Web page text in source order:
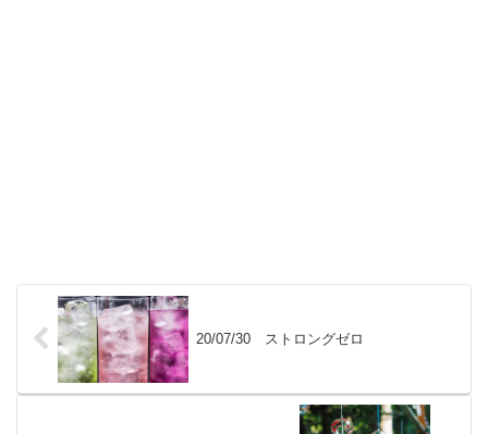
20/07/30 ストロングゼロ